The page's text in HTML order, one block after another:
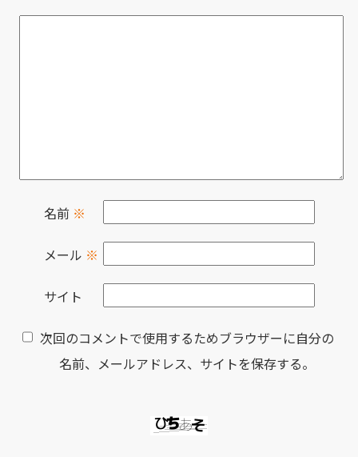
名前 ※
メール ※
サイト
次回のコメントで使用するためブラウザーに自分の
名前、メールアドレス、サイトを保存する。